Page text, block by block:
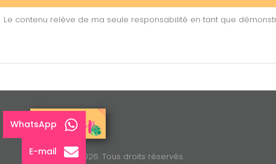
Le contenu relève de ma seule responsabilité en tant que
Elostamp © 2026. Tous droits réservés.
WhatsApp
E-mail